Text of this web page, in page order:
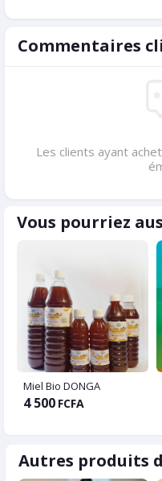
Commentaires
Les clients ayant
Vous pourriez
Miel Bio DONGA
4 500 FCFA
Autres produits